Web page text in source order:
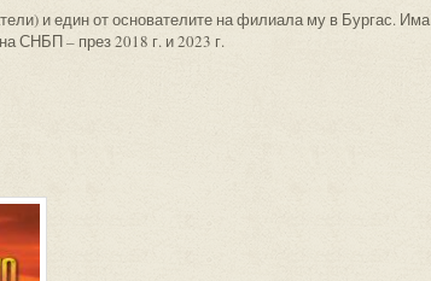
и един от основателите на филиала му в Бургас. Има
СНБП – през 2018 г. и 2023 г.